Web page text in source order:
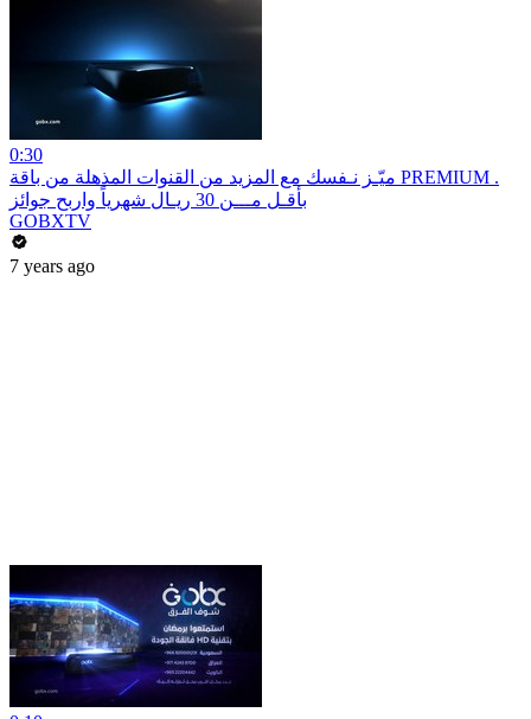
0:30
ميّـز نـفسك مع المزيد من القنوات المذهلة من باقة PREMIUM .
بأقـل مـــن 30 ريـال شهرياً واربح جوائز
GOBXTV
7 years ago